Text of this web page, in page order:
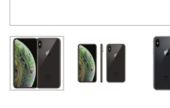
+7 812 318-40-14
(c 10:00 до 21:00, без
выходных)